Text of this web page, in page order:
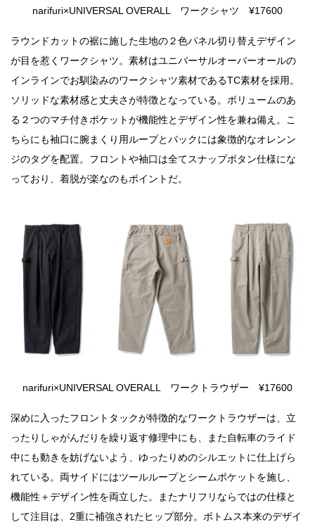
narifuri×UNIVERSAL OVERALL ワークシャツ ¥17600
ラウンドカットの裾に施した生地の２色パネル切り替えデザイン
が目を惹くワークシャツ。素材はユニバーサルオーバーオールの
インラインでお馴染みのワークシャツ素材であるTC素材を採用。
ソリッドな素材感と丈夫さが特徴となっている。ボリュームのあ
る２つのマチ付きポケットが機能性とデザイン性を兼ね備え。こ
ちらにも袖口に腕まくり用ループとバックには象徴的なオレンン
ジのタグを配置。フロントや袖口は全てスナップボタン仕様にな
っており、着脱が楽なのもポイントだ。
narifuri×UNIVERSAL OVERALL ワークトラウザー ¥17600
深めに入ったフロントタックが特徴的なワークトラウザーは、立
ったりしゃがんだりを繰り返す修理中にも、また自転車のライド
中にも動きを妨げないよう、ゆったりめのシルエットに仕上げら
れている。両サイドにはツールループとシームポケットを施し、
機能性＋デザイン性を両立した。またナリフリならではの仕様と
して注目は、2重に補強されたヒップ部分。ボトムス本来のデザイ